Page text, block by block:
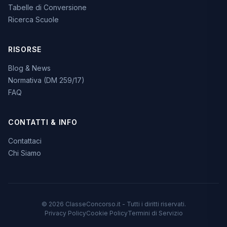
Tabelle di Conversione
Ricerca Scuole
RISORSE
Blog & News
Normativa (DM 259/17)
FAQ
CONTATTI & INFO
Contattaci
Chi Siamo
© 2026 ClasseConcorso.it - Tutti i diritti riservati.
Privacy PolicyCookie PolicyTermini di Servizio